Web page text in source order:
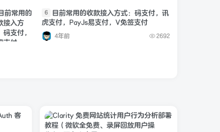
6
目前常用的收款接入方式：码支付，讯
虎支付，PayJs易支付，V免签支付
4年前 2692